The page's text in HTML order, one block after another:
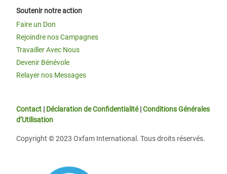
Soutenir notre action
Faire un Don
Rejoindre nos Campagnes
Travailler Avec Nous
Devenir Bénévole
Relayer nos Messages
Contact | Déclaration de Confidentialité|Conditions Générales
d’Utilisation
Copyright © 2023 Oxfam International. Tous droits réservés.